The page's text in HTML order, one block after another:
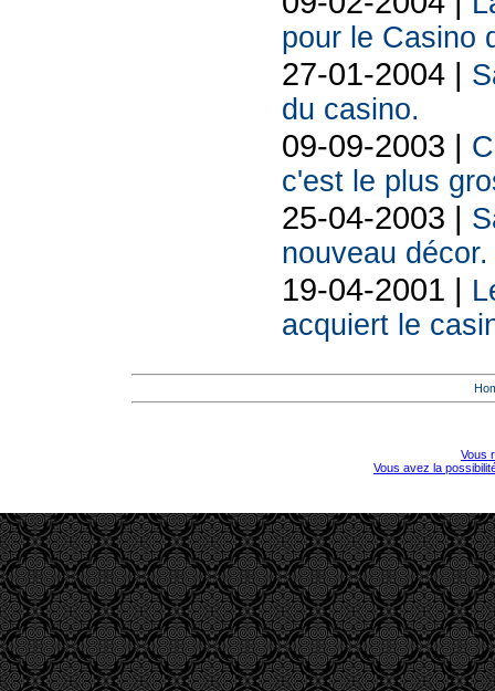
pour le Casino
27-01-2004 |
du casino.
09-09-2003 |
c'est le plus
25-04-2003 |
nouveau décor.
19-04-2001 |
acquiert le
Vous
Vous avez la